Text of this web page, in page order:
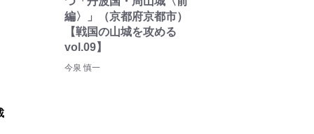
編〉」（京都府京都市）
【戦国の山城を攻める
vol.09】
今泉 慎一